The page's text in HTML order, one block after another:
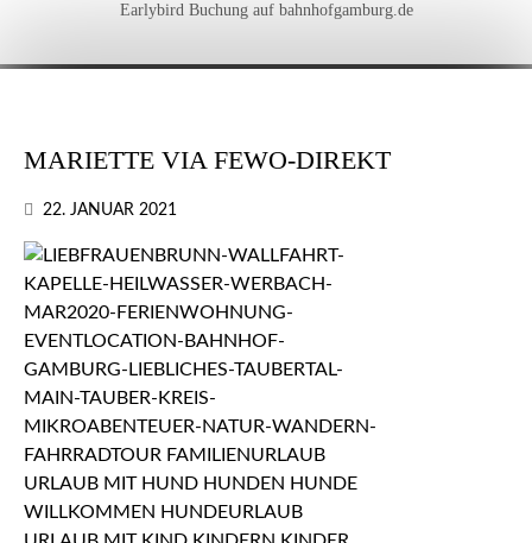
Earlybird Buchung auf bahnhofgamburg.de
MARIETTE VIA FEWO-DIREKT
22. JANUAR 2021